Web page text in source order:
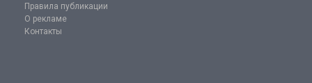
Правила публикации
О рекламе
Контакты